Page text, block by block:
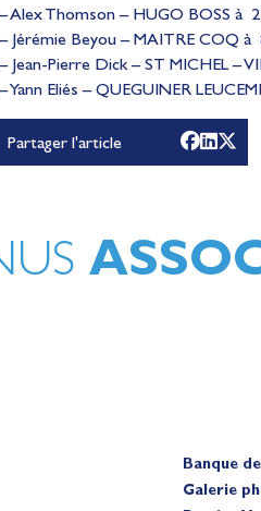
Alex Thomson – HUGO BOSS à
Jérémie Beyou – MAITRE COQ à
Jean-Pierre Dick – ST MICHEL –
Yann Eliés – QUEGUINER
Partager l'article
en or à Long
d'eau des Jeux
Banque
Galerie